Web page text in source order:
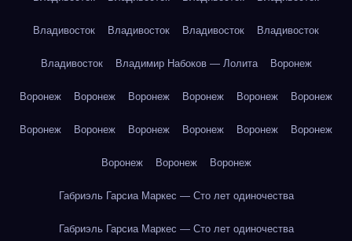
Владивосток Владивосток Владивосток Владивосток
Владивосток Владимир Набоков — Лолита Воронеж
Воронеж Воронеж Воронеж Воронеж Воронеж Воронеж
Воронеж Воронеж Воронеж Воронеж Воронеж Воронеж
Воронеж Воронеж Воронеж
Габриэль Гарсиа Маркес — Сто лет одиночества
Габриэль Гарсиа Маркес — Сто лет одиночества